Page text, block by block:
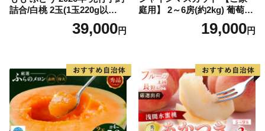
詰合/白桃 2玉(1玉220g以
上)・シャインマスカット 晴
39,000円
庭用】 2～6房(約2kg) 葡萄 ぶ
どう ブドウ フルーツ 果物 く
だもの 果実 旬の果物 旬のフ
19,000円